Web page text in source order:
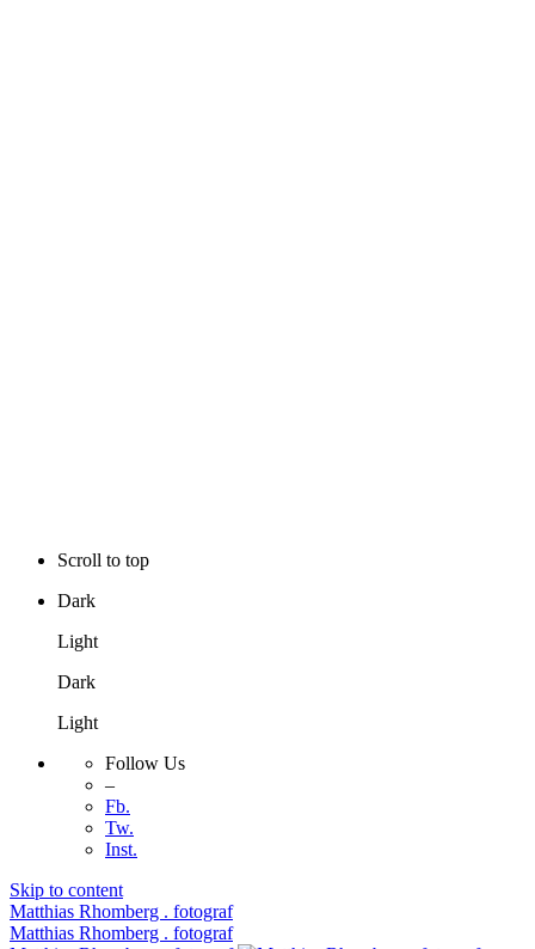
Scroll to top
Dark
Light
Dark
Light
Follow Us
–
Fb.
Tw.
Inst.
Skip to content
Matthias Rhomberg . fotograf
Matthias Rhomberg . fotograf